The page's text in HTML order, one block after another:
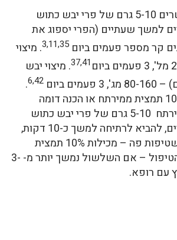
השרייה קרה – משרים 5-10 גרם של פרי יבש כתוש
קרים למשך שעתיים (הפרי יספוג את
קר מספר פעמים ביום 3,11,35. מיצוי
37,41. מיצוי יבש
6,42
.
שימוש חיצוני – 10% תמצית ממירתח או הכנה דומה
למריחה מקומית מירתח 5-10 גרם של פרי יבש כתוש
ב-150 מל' מים קרים, להביא לרתיחה למשך כ-10 דקות,
לסננן כשעוד חם. שטיפות פה – מכילות 10% תמצית
מהמירתח. למשך הטיפול – אם השלשול נמשך יותר מ- 3-